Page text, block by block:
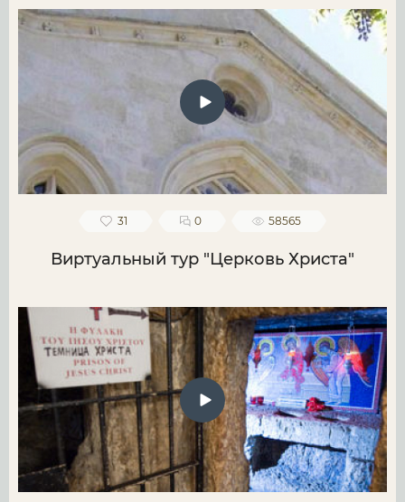
31 0 58565
Виртуальный тур "Церковь Христа"